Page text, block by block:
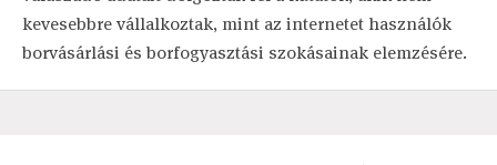
kevesebbre vállalkoztak, mint az internetet használók
borvásárlási és borfogyasztási szokásainak elemzésére.